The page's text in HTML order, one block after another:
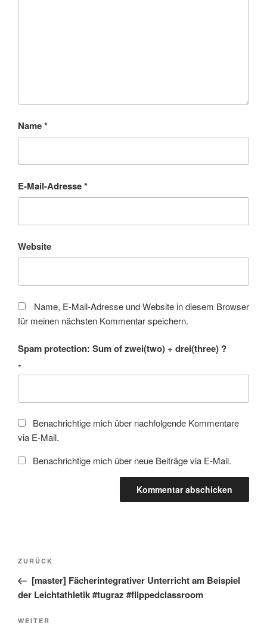
Name*
E-Mail-Adresse*
Website
Name, E-Mail-Adresse und Website in diesem Browser
für meinen nächsten Kommentar speichern.
Spam protection: Sum of zwei(two) + drei(three) ?
*
Benachrichtige mich über nachfolgende Kommentare
via E-Mail.
Benachrichtige mich über neue Beiträge via E-Mail.
Beitragsnavigation
Vorheriger
Beitrag
ZURÜCK
[master] Fächerintegrativer Unterricht am Beispiel
der Leichtathletik #tugraz #flippedclassroom
Nächster
WEITER